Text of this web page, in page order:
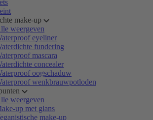
make-up
weergeven
eyeliner
fundering
mascara
concealer
oogschaduw
wenkbrauwpotloden
weergeven
up met glans
make-up